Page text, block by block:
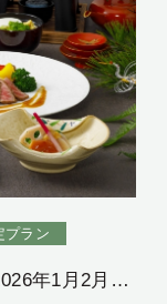
プラン
年1月2月版